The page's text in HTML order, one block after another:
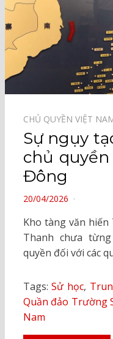
CHỦ QUYỀN VIỆT
Sự ngụy
chủ
Đông
POSTED
20/04/2026
Kho tàng văn
Thanh chưa
quyền đối với các
Tags:Sử học,
Quần đảo Trường
Nam